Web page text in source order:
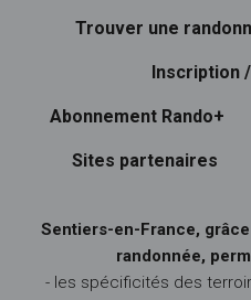
Trouver une
Inscription
Abonnement Rando+
Sites partenaires
Sentiers-en-France,
randonnée,
- les spécificités des